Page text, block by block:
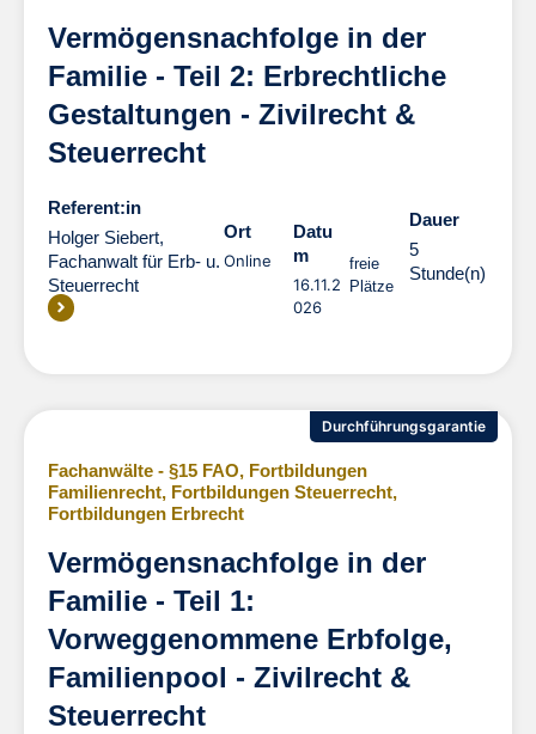
Vermögensnachfolge in der
Familie - Teil 2: Erbrechtliche
Gestaltungen - Zivilrecht &
Steuerrecht
Referent:in
Holger Siebert,
Fachanwalt für Erb- u.
Steuerrecht
Ort
Online
Datu
m
16.11.2
026
freie
Plätze
Dauer
5
Stunde(n)
Durchführungsgarantie
Fachanwälte - §15 FAO, Fortbildungen
Familienrecht, Fortbildungen Steuerrecht,
Fortbildungen Erbrecht
Vermögensnachfolge in der
Familie - Teil 1:
Vorweggenommene Erbfolge,
Familienpool - Zivilrecht &
Steuerrecht